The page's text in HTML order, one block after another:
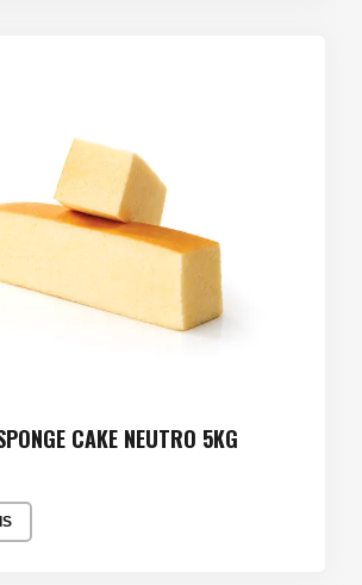
CAKE NEUTRO 5KG